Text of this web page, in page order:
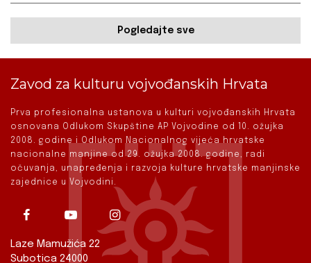
Pogledajte sve
Zavod za kulturu vojvođanskih Hrvata
Prva profesionalna ustanova u kulturi vojvođanskih Hrvata
osnovana Odlukom Skupštine AP Vojvodine od 10. ožujka
2008. godine i Odlukom Nacionalnog vijeća hrvatske
nacionalne manjine od 29. ožujka 2008. godine, radi
očuvanja, unapređenja i razvoja kulture hrvatske manjinske
zajednice u Vojvodini.
Laze Mamužića 22
Subotica 24000